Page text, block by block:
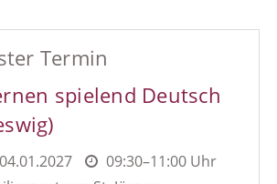
Termin
spielend Deutsch
04.01.2027
09:30–11:00 Uhr